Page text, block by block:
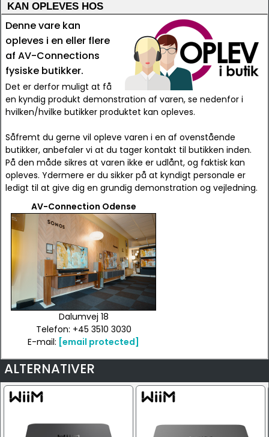
KAN OPLEVES HOS
Denne vare kan
opleves i en eller flere
af AV-Connections
fysiske butikker.
Det er derfor muligt at få
en kyndig produkt demonstration af varen, se nedenfor i
hvilken/hvilke butikker produktet kan opleves.
Såfremt du gerne vil opleve varen i en af ovenstående
butikker, anbefaler vi at du tager kontakt til butikken inden.
På den måde sikres at varen ikke er udlånt, og faktisk kan
opleves. Ydermere er du sikker på at kyndigt personale er
ledigt til at give dig en grundig demonstration og vejledning.
AV-Connection Odense
Dalumvej 18
Telefon: +45 3510 3030
E-mail: [email protected]
ALTERNATIVER